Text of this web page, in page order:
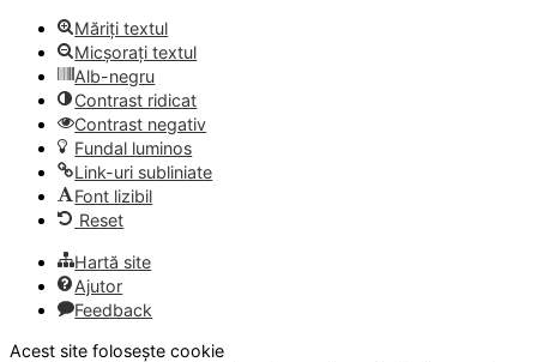
Măriți textul
Micșorați textul
Alb-negru
Contrast ridicat
Contrast negativ
Fundal luminos
Link-uri subliniate
Font lizibil
Reset
Hartă site
Ajutor
Feedback
Acest site folosește cookie